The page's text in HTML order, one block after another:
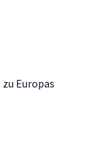
Europas